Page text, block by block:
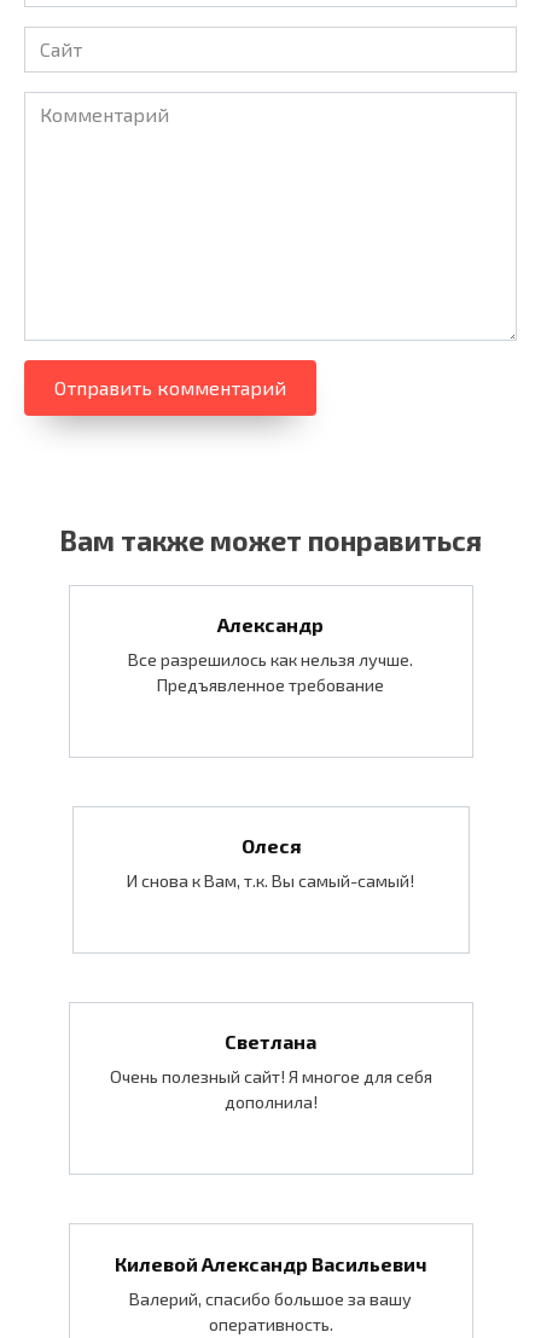
Сайт
Комментарий
Вам также может понравиться
Александр
Все разрешилось как нельзя лучше.
Предъявленное требование
Олеся
И снова к Вам, т.к. Вы самый-самый!
Светлана
Очень полезный сайт! Я многое для себя
дополнила!
Килевой Александр Васильевич
Валерий, спасибо большое за вашу
оперативность.